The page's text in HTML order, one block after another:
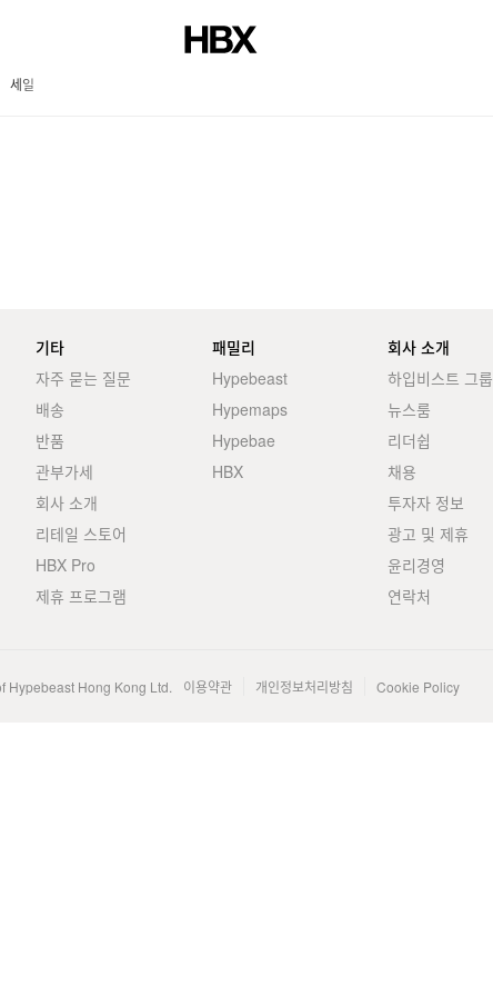
세일
기타
자주 묻는 질문
배송
반품
관부가세
회사 소개
리테일 스토어
HBX Pro
제휴 프로그램
패밀리
Hypebeast
Hypemaps
Hypebae
HBX
회사 소개
하입비스트 그룹
뉴스룸
리더쉽
채용
투자자 정보
광고 및 제휴
윤리경영
연락처
Hypebeast Hong Kong Ltd. 이용약관 개인정보처리방침 Cookie Policy